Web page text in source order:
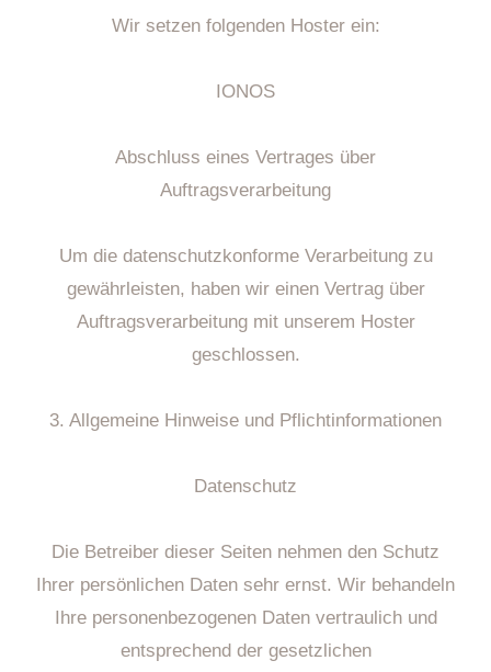
Wir setzen folgenden Hoster ein:
IONOS
Abschluss eines Vertrages über
Auftragsverarbeitung
Um die datenschutzkonforme Verarbeitung zu
gewährleisten, haben wir einen Vertrag über
Auftragsverarbeitung mit unserem Hoster
geschlossen.
3. Allgemeine Hinweise und Pflichtinformationen
Datenschutz
Die Betreiber dieser Seiten nehmen den Schutz
Ihrer persönlichen Daten sehr ernst. Wir behandeln
Ihre personenbezogenen Daten vertraulich und
entsprechend der gesetzlichen